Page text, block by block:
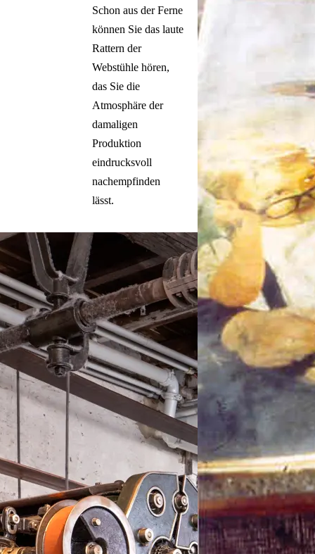
Schon aus der Ferne
können Sie das laute
Rattern der
Webstühle hören,
das Sie die
Atmosphäre der
damaligen
Produktion
eindrucksvoll
nachempfinden
lässt.